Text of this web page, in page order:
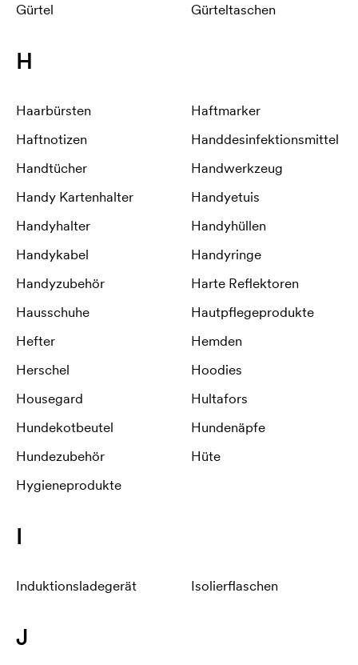
Gürtel
Gürteltaschen
H
Haarbürsten
Haftmarker
Haftnotizen
Handdesinfektionsmittel
Handtücher
Handwerkzeug
Handy Kartenhalter
Handyetuis
Handyhalter
Handyhüllen
Handykabel
Handyringe
Handyzubehör
Harte Reflektoren
Hausschuhe
Hautpflegeprodukte
Hefter
Hemden
Herschel
Hoodies
Housegard
Hultafors
Hundekotbeutel
Hundenäpfe
Hundezubehör
Hüte
Hygieneprodukte
I
Induktionsladegerät Isolierflaschen
J